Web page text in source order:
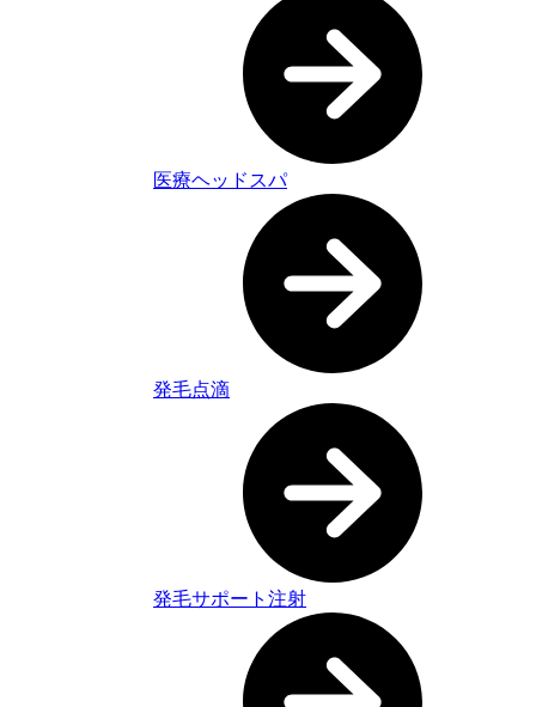
医療ヘッドスパ
発毛点滴
発毛サポート注射